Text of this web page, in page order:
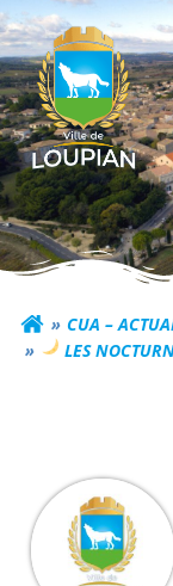
Aller
au
contenu
CUA –
LES